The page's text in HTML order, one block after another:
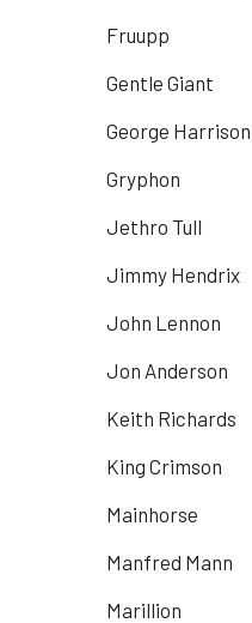
Fruupp
Gentle Giant
George Harrison
Gryphon
Jethro Tull
Jimmy Hendrix
John Lennon
Jon Anderson
Keith Richards
King Crimson
Mainhorse
Manfred Mann
Marillion